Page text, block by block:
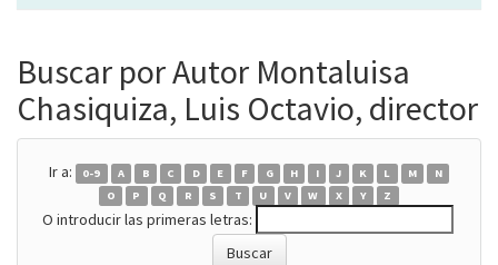
Buscar por Autor Montaluisa
Chasiquiza, Luis Octavio, director
Ir a: 0-9 A B C D E F G H I J K L M
N
O
P Q R S T U V W X Y Z
O introducir las primeras letras: